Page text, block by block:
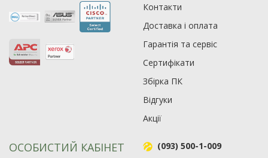
974
90
19
Контакти
Доставка і оплата
Гарантія та сервіс
Сертифікати
Збірка ПК
Відгуки
Акції
ОСОБИСТИЙ КАБІНЕТ
(093) 500-1-009